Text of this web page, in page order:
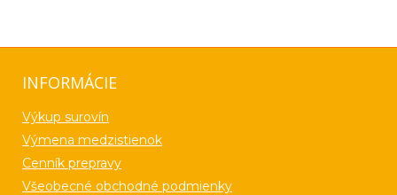
INFORMÁCIE
Výkup surovín
Výmena medzistienok
Cenník prepravy
Všeobecné obchodné podmienky